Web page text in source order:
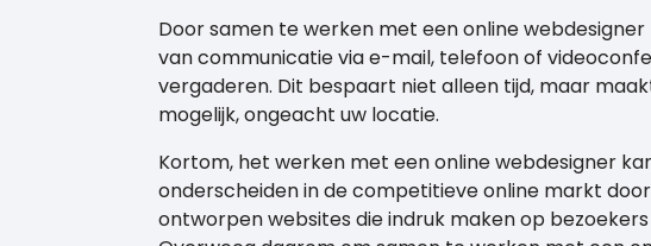
Door samen te werken met een online
van communicatie via e-mail, telefoon of
vergaderen. Dit bespaart niet alleen tijd, maar
mogelijk, ongeacht uw locatie.
Kortom, het werken met een online webdesigner
onderscheiden in de competitieve online markt
ontworpen websites die indruk maken op